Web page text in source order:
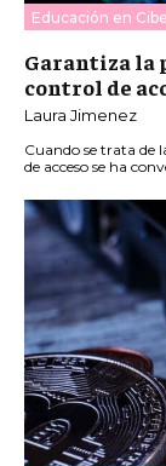
Educación en
Garantiza la
control de
Laura Jimenez
Cuando se trata de
de acceso se ha